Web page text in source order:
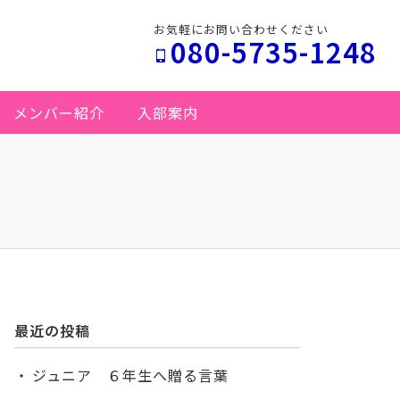
お気軽にお問い合わせください
080-5735-1248
メンバー紹介 入部案内
最近の投稿
ジュニア ６年生へ贈る言葉